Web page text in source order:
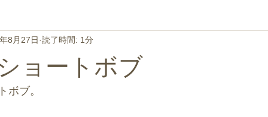
ョートボブ
8月27日 読了時間: 1分
ボブ。